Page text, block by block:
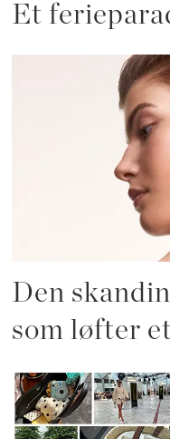
Et
Den
som løfter